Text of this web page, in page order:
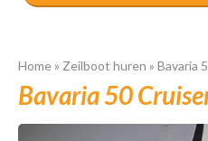
Home» Zeilboot huren » Bavaria
Bavaria 50